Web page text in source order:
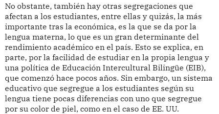
No obstante, también hay otras segregaciones que
afectan a los estudiantes, entre ellas y quizás, la más
importante tras la económica, es la que se da por la
lengua materna, lo que es un gran determinante del
rendimiento académico en el país. Esto se explica, en
parte, por la facilidad de estudiar en la propia lengua y
una política de Educación Intercultural Bilingüe (EIB),
que comenzó hace pocos años. Sin embargo, un sistema
educativo que segregue a los estudiantes según su
lengua tiene pocas diferencias con uno que segregue
por su color de piel, como en el caso de EE. UU.